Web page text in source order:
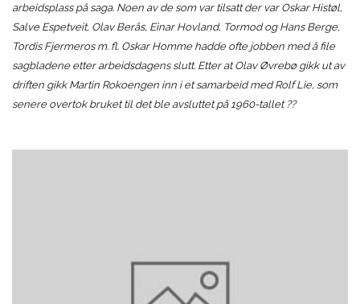
arbeidsplass på saga. Noen av de som var tilsatt der var Oskar Histøl,
Salve Espetveit, Olav Berås, Einar Hovland, Tormod og Hans Berge,
Tordis Fjermeros m. fl. Oskar Homme hadde ofte jobben med å file
sagbladene etter arbeidsdagens slutt. Etter at Olav Øvrebø gikk ut av
driften gikk Martin Rokoengen inn i et samarbeid med Rolf Lie, som
senere overtok bruket til det ble avsluttet på 1960-tallet ??